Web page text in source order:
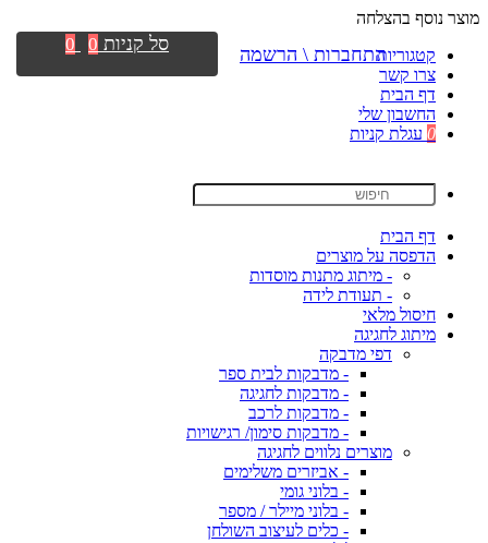
מוצר נוסף בהצלחה
קטגוריות
צרו קשר
דף הבית
החשבון שלי
0 עגלת קניות
דף הבית
הדפסה על מוצרים
- מיתוג מתנות מוסדות
- תעודת לידה
חיסול מלאי
מיתוג לחגיגה
דפי מדבקה
- מדבקות לבית ספר
- מדבקות לחגיגה
- מדבקות לרכב
- מדבקות סימון/ רגישויות
מוצרים נלווים לחגיגה
- אביזרים משלימים
- בלוני גומי
- בלוני מיילר / מספר
- כלים לעיצוב השולחן
התחברות \ הרשמה סל קניות 0
0